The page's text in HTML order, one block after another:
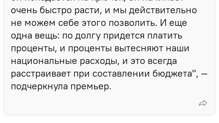
очень быстро расти, и мы действительно
не можем себе этого позволить. И еще
одна вещь: по долгу придется платить
проценты, и проценты вытесняют наши
национальные расходы, и это всегда
расстраивает при составлении бюджета", —
подчеркнула премьер.